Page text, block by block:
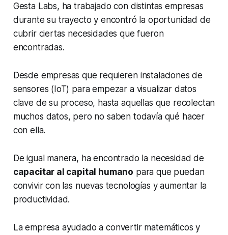
Gesta Labs, ha trabajado con distintas empresas
durante su trayecto y encontró la oportunidad de
cubrir ciertas necesidades que fueron
encontradas.
Desde empresas que requieren instalaciones de
sensores (IoT) para empezar a visualizar datos
clave de su proceso, hasta aquellas que recolectan
muchos datos, pero no saben todavía qué hacer
con ella.
De igual manera, ha encontrado la necesidad de
capacitar al capital humano para que puedan
convivir con las nuevas tecnologías y aumentar la
productividad.
La empresa ayudado a convertir matemáticos y